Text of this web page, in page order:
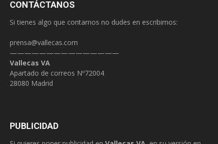
CONTÁCTANOS
Si tienes algo que contarnos no dudes en escribirnos:
prensa@vallecas.com
———————————————
Vallecas VA
Apartado de correos Nº72004
28080 Madrid
PUBLICIDAD